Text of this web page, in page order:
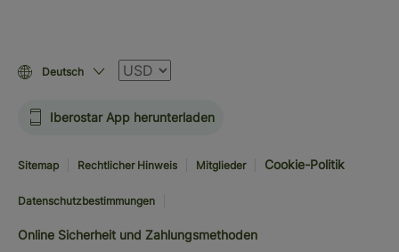
Deutsch Währung
Iberostar App herunterladen
Sitemap Rechtlicher Hinweis Mitglieder Cookie-Politik
Datenschutzbestimmungen
Online Sicherheit und Zahlungsmethoden